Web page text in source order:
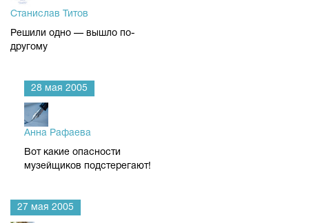
Станислав Титов
Решили одно — вышло по-
другому
28 мая 2005
Анна Рафаева
Вот какие опасности
музейщиков подстерегают!
27 мая 2005